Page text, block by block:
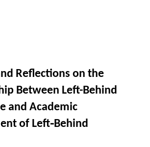
Reflections on the
Between Left-Behind
and Academic
of Left⁃Behind